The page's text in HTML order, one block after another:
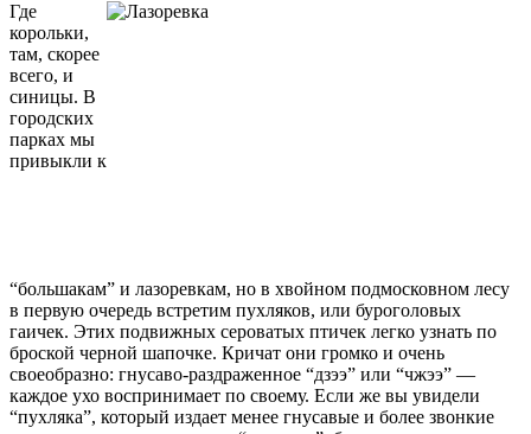
Где
корольки,
там, скорее
всего, и
синицы. В
городских
парках мы
привыкли к
“большакам” и лазоревкам, но в хвойном подмосковном лесу
в первую очередь встретим пухляков, или буроголовых
гаичек. Этих подвижных сероватых птичек легко узнать по
броской черной шапочке. Кричат они громко и очень
своеобразно: гнусаво-раздраженное “дзээ” или “чжээ” —
каждое ухо воспринимает по своему. Если же вы увидели
“пухляка”, который издает менее гнусавые и более звонкие